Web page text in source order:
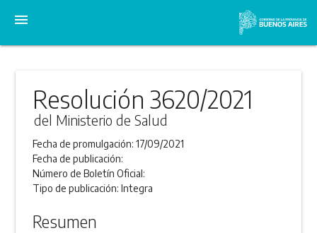
menu
Resolución 3620/2021
del Ministerio de Salud
Fecha de promulgación:17/09/2021
Fecha de publicación:
Número de Boletín Oficial:
Tipo de publicación:Integra
Resumen